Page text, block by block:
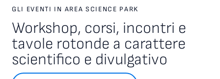
GLI EVENTI IN AREA SCIENCE PARK
Workshop, corsi, incontri e
tavole rotonde a carattere
scientifico e divulgativo